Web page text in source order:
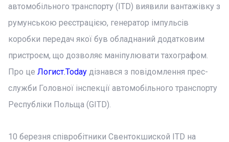
автомобільного транспорту (ITD) виявили вантажівку з
румунською реєстрацією, генератор імпульсів
коробки передач якої був обладнаний додатковим
пристроєм, що дозволяє маніпулювати тахографом.
Про це Логист.Today дізнався з повідомлення прес-
служби Головної інспекції автомобільного транспорту
Республіки Польща (GITD).
10 березня співробітники Свентокшиской ITD на